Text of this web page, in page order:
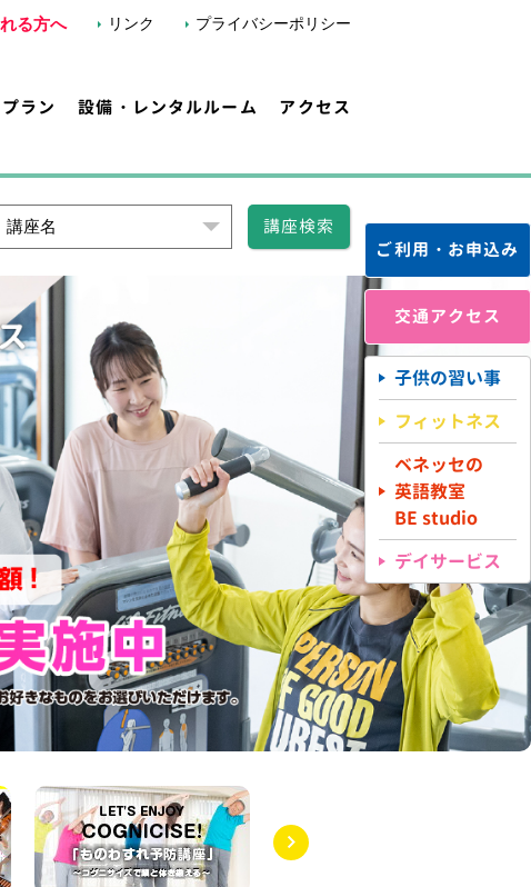
ラン 設備・レンタルルーム アクセス
る方へ リンク プライバシーポリシー
ご利用・お申込み
交通アクセス
子供の習い事
フィットネス
ベネッセの
英語教室
BE studio
デイサービス
講座名 講座検索